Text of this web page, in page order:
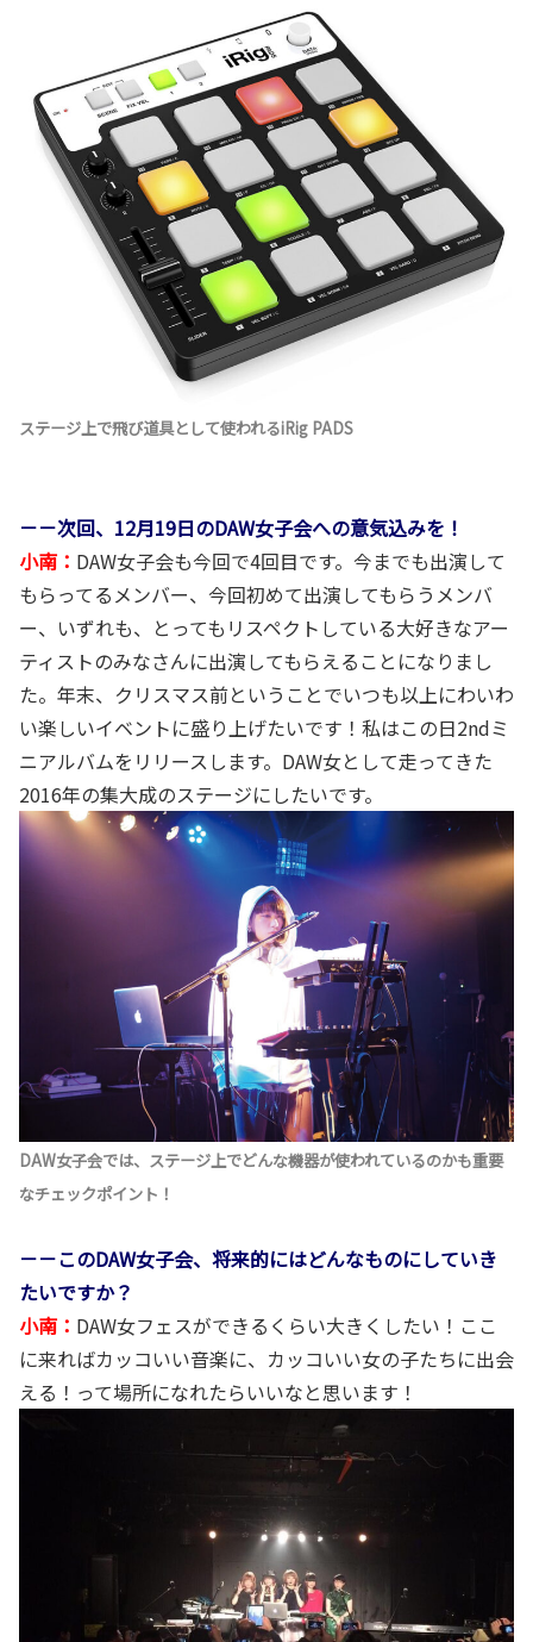
ステージ上で飛び道具として使われるiRig PADS
－－次回、12月19日のDAW女子会への意気込みを！
小南： DAW女子会も今回で4回目です。今までも出演して
もらってるメンバー、今回初めて出演してもらうメンバ
ー、いずれも、とってもリスペクトしている大好きなアー
ティストのみなさんに出演してもらえることになりまし
た。年末、クリスマス前ということでいつも以上にわいわ
い楽しいイベントに盛り上げたいです！私はこの日2ndミ
ニアルバムをリリースします。DAW女として走ってきた
2016年の集大成のステージにしたいです。
DAW女子会では、ステージ上でどんな機器が使われているのかも重要
なチェックポイント！
－－このDAW女子会、将来的にはどんなものにしていき
たいですか？
小南： DAW女フェスができるくらい大きくしたい！ここ
に来ればカッコいい音楽に、カッコいい女の子たちに出会
える！って場所になれたらいいなと思います！